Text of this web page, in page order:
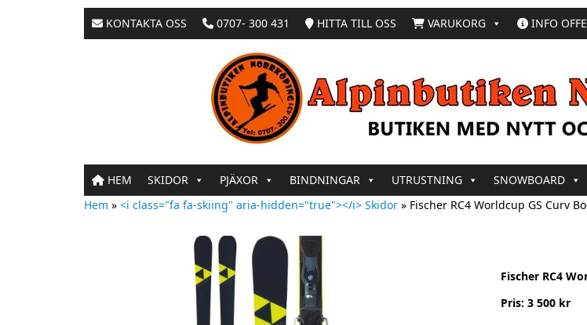
KONTAKTA OSS 0707- 300 431 HITTA TILL OSS VARUKORG INFO
HEM SKIDOR PJÄXOR BINDNINGAR UTRUSTNING SNOWBOARD
Hem » <i class="fa fa-skiing" aria-hidden="true"></i> Skidor » Fischer RC4 Worldcup GS Curv
Fischer RC4
Pris: 3 500 kr